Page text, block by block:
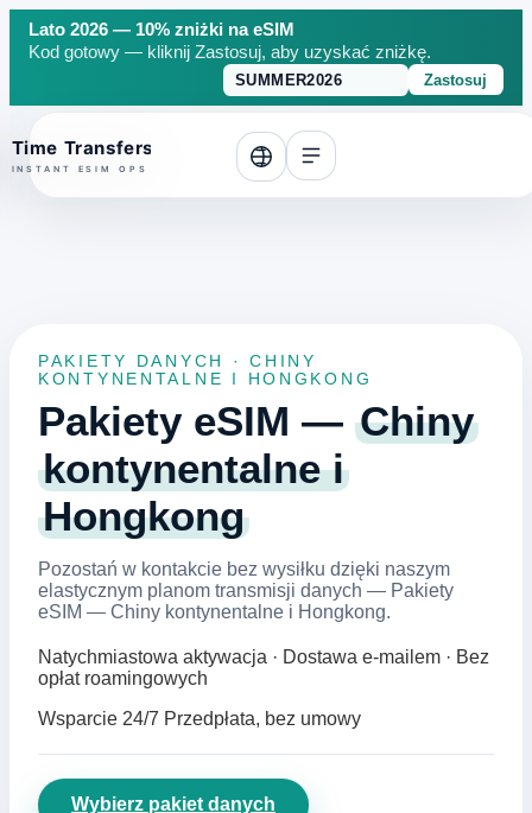
Lato 2026 — 10% zniżki na eSIM
Kod gotowy — kliknij Zastosuj, aby uzyskać zniżkę.
Zastosuj
top
PAKIETY DANYCH · CHINY
KONTYNENTALNE I HONGKONG
Pakiety eSIM — Chiny
kontynentalne i
Hongkong
Pozostań w kontakcie bez wysiłku dzięki naszym
elastycznym planom transmisji danych — Pakiety
eSIM — Chiny kontynentalne i Hongkong.
Natychmiastowa aktywacja · Dostawa e‑mailem · Bez
opłat roamingowych
Wsparcie 24/7 Przedpłata, bez umowy
Wybierz pakiet danych